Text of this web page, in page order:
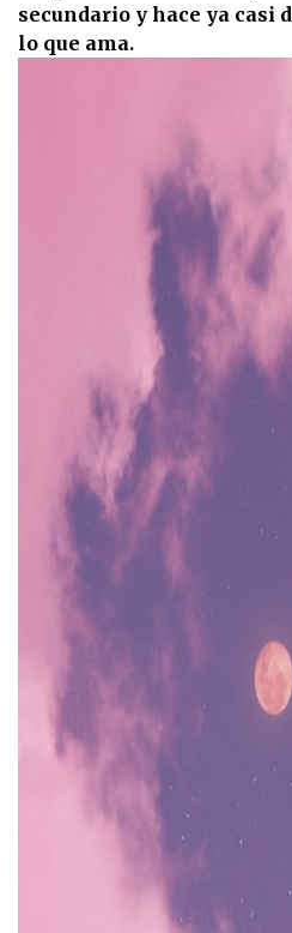
secundario y hace ya casi
lo que ama.